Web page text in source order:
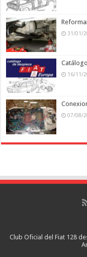
31/01/
16/11/
07/08/
Club Oficial del Fiat 128